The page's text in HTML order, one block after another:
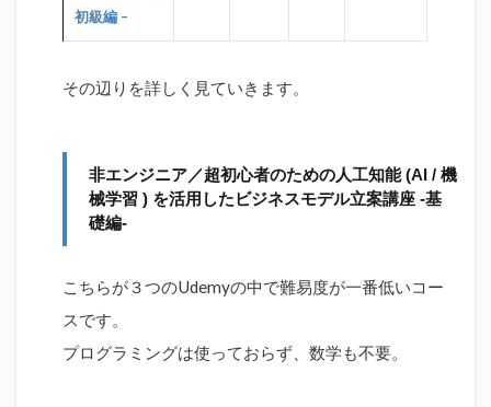
初級編 –
その辺りを詳しく見ていきます。
非エンジニア／超初心者のための人工知能 (AI / 機
械学習 ) を活用したビジネスモデル立案講座 -基
礎編-
こちらが３つのUdemyの中で難易度が一番低いコー
スです。
プログラミングは使っておらず、数学も不要。